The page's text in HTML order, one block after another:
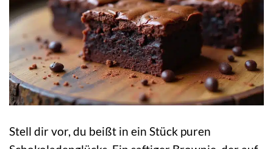
Stell dir vor, du beißt in ein Stück puren